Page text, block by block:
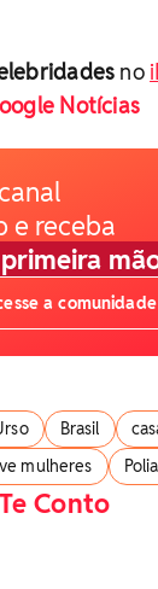
no
Notícias
e receba
a comunidade
Brasil
mulheres
Conto